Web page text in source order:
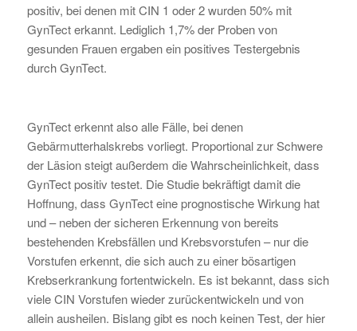
positiv, bei denen mit CIN 1 oder 2 wurden 50% mit
GynTect erkannt. Lediglich 1,7% der Proben von
gesunden Frauen ergaben ein positives Testergebnis
durch GynTect.
GynTect erkennt also alle Fälle, bei denen
Gebärmutterhalskrebs vorliegt. Proportional zur Schwere
der Läsion steigt außerdem die Wahrscheinlichkeit, dass
GynTect positiv testet. Die Studie bekräftigt damit die
Hoffnung, dass GynTect eine prognostische Wirkung hat
und – neben der sicheren Erkennung von bereits
bestehenden Krebsfällen und Krebsvorstufen – nur die
Vorstufen erkennt, die sich auch zu einer bösartigen
Krebserkrankung fortentwickeln. Es ist bekannt, dass sich
viele CIN Vorstufen wieder zurückentwickeln und von
allein ausheilen. Bislang gibt es noch keinen Test, der hier